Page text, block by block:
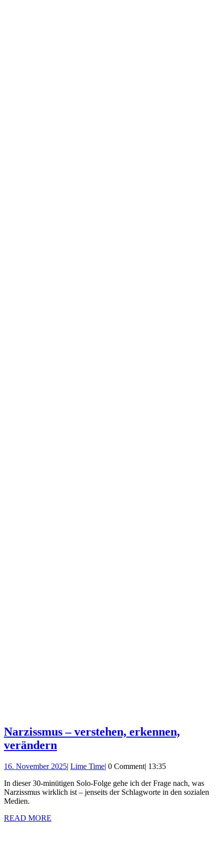
Narzissmus – verstehen, erkennen,
verändern
verstehen,
erkennen,
verändern
16. November 202516.
2025
| Lime TimeLime
| 0 Comment| 13:35
In dieser 30-minütigen Solo-Folge gehe ich der Frage nach, was
Narzissmus wirklich ist – jenseits der Schlagworte in den sozialen
Medien.
READ MORE